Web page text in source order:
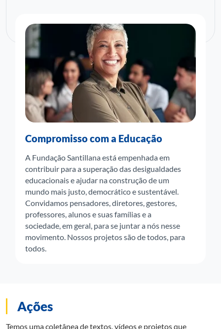
Compromisso com a Educação
A Fundação Santillana está empenhada em
contribuir para a superação das desigualdades
educacionais e ajudar na construção de um
mundo mais justo, democrático e sustentável.
Convidamos pensadores, diretores, gestores,
professores, alunos e suas famílias e a
sociedade, em geral, para se juntar a nós nesse
movimento. Nossos projetos são de todos, para
todos.
Ações
Temos uma coletânea de textos, vídeos e projetos que